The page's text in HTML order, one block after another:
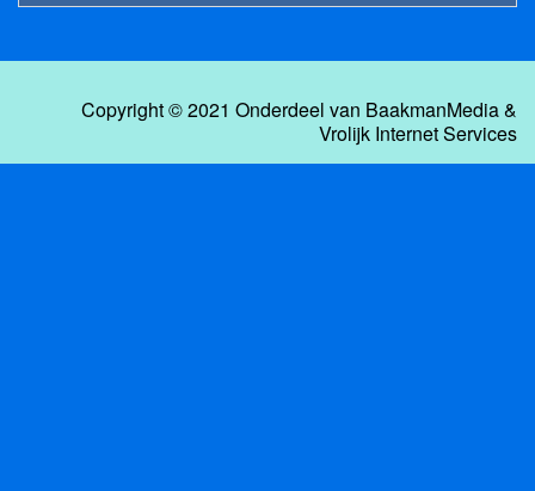
Copyright © 2021 Onderdeel van BaakmanMedia&
Vrolijk Internet Services